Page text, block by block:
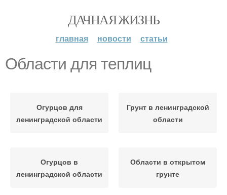
ДАЧНАЯ ЖИЗНЬ
главная новости статьи
Области для теплиц
Огурцов для
ленинградской области
Грунт в ленинградской
области
Огурцов в
ленинградской области
Области в открытом
грунте